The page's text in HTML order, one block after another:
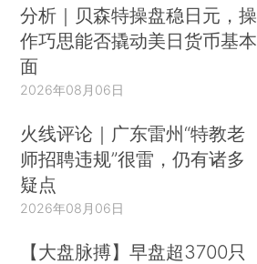
分析｜贝森特操盘稳日元，操
作巧思能否撬动美日货币基本
面
2026年08月06日
火线评论｜广东雷州“特教老
师招聘违规”很雷，仍有诸多
疑点
2026年08月06日
【大盘脉搏】早盘超3700只